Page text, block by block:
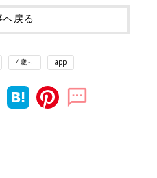
へ戻る
4歳～ app